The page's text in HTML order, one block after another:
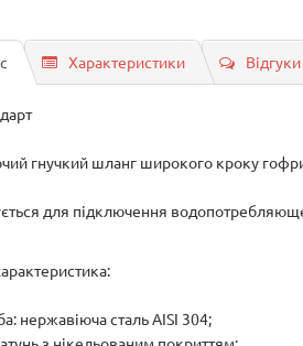
Характеристики
гнучкий шланг широкого кроку
для підключення
нержавіюча сталь AISI 304;